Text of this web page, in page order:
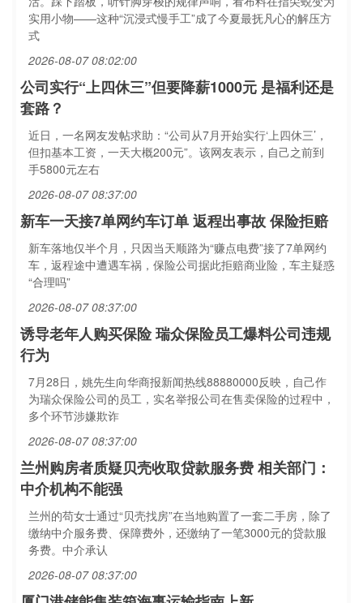
实用小物——这种“沉浸式慢手工”成了今夏最抚凡心的解压方
式
2026-08-07 08:02:00
公司实行“上四休三”但要降薪1000元 是福利还是
套路？
近日，一名网友发帖求助：“公司从7月开始实行‘上四休三’，
但扣基本工资，一天大概200元”。该网友表示，自己之前到
手5800元左右
2026-08-07 08:37:00
新车一天接7单网约车订单 返程出事故 保险拒赔
新车落地仅半个月，只因当天顺路为“赚点电费”接了7单网约
车，返程途中遭遇车祸，保险公司据此拒赔商业险，车主疑惑
“合理吗”
2026-08-07 08:37:00
诱导老年人购买保险 瑞众保险员工爆料公司违规
行为
7月28日，姚先生向华商报新闻热线88880000反映，自己作
为瑞众保险公司的员工，实名举报公司在售卖保险的过程中，
多个环节涉嫌欺诈
2026-08-07 08:37:00
兰州购房者质疑贝壳收取贷款服务费 相关部门：
中介机构不能强
兰州的苟女士通过“贝壳找房”在当地购置了一套二手房，除了
缴纳中介服务费、保障费外，还缴纳了一笔3000元的贷款服
务费。中介承认
2026-08-07 08:37:00